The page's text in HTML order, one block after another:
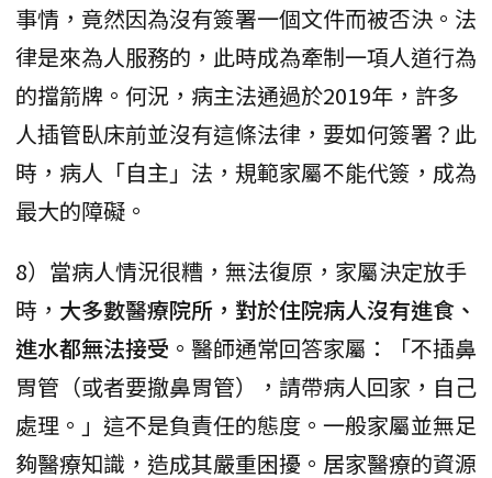
事情，竟然因為沒有簽署一個文件而被否決。法
律是來為人服務的，此時成為牽制一項人道行為
的擋箭牌。何況，病主法通過於2019年，許多
人插管臥床前並沒有這條法律，要如何簽署？此
時，病人「自主」法，規範家屬不能代簽，成為
最大的障礙。
8）當病人情況很糟，無法復原，家屬決定放手
時， 大多數醫療院所，對於住院病人沒有進食、
進水都無法接受 。醫師通常回答家屬：「不插鼻
胃管（或者要撤鼻胃管），請帶病人回家，自己
處理。」這不是負責任的態度。一般家屬並無足
夠醫療知識，造成其嚴重困擾。居家醫療的資源